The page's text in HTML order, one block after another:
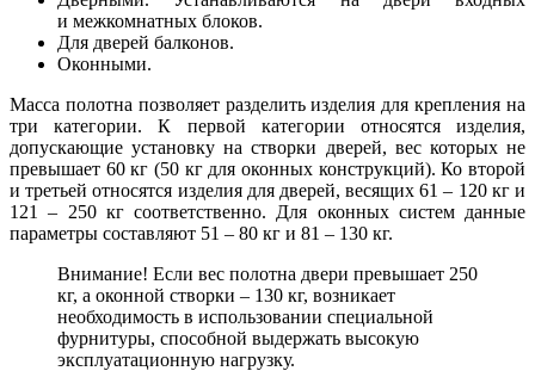
и межкомнатных блоков.
Для дверей балконов.
Оконными.
Масса полотна позволяет разделить изделия для крепления на
три категории. К первой категории относятся изделия,
допускающие установку на створки дверей, вес которых не
превышает 60 кг (50 кг для оконных конструкций). Ко второй
и третьей относятся изделия для дверей, весящих 61 – 120 кг и
121 – 250 кг соответственно. Для оконных систем данные
параметры составляют 51 – 80 кг и 81 – 130 кг.
Внимание! Если вес полотна двери превышает 250
кг, а оконной створки – 130 кг, возникает
необходимость в использовании специальной
фурнитуры, способной выдержать высокую
эксплуатационную нагрузку.